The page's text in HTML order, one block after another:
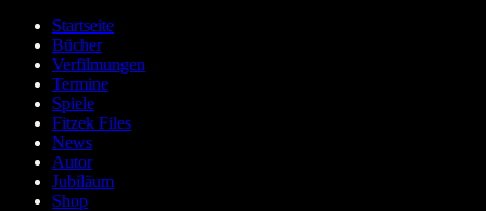
Startseite
Bücher
Verfilmungen
Termine
Spiele
Fitzek Files
News
Autor
Jubiläum
Shop